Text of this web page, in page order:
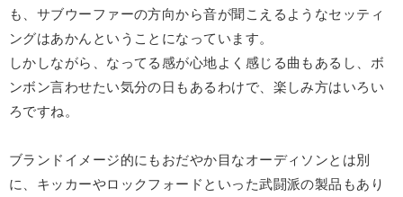
も、サブウーファーの方向から音が聞こえるようなセッティ
ングはあかんということになっています。
しかしながら、なってる感が心地よく感じる曲もあるし、ボ
ンボン言わせたい気分の日もあるわけで、楽しみ方はいろい
ろですね。
ブランドイメージ的にもおだやか目なオーディソンとは別
に、キッカーやロックフォードといった武闘派の製品もあり